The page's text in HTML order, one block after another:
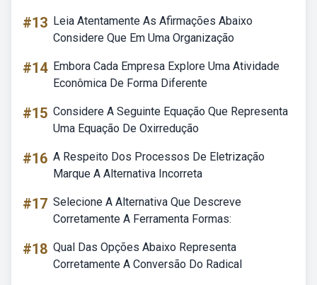
#13 Leia Atentamente As Afirmações Abaixo
Considere Que Em Uma Organização
#14 Embora Cada Empresa Explore Uma Atividade
Econômica De Forma Diferente
#15 Considere A Seguinte Equação Que Representa
Uma Equação De Oxirredução
#16 A Respeito Dos Processos De Eletrização
Marque A Alternativa Incorreta
#17 Selecione A Alternativa Que Descreve
Corretamente A Ferramenta Formas:
#18 Qual Das Opções Abaixo Representa
Corretamente A Conversão Do Radical